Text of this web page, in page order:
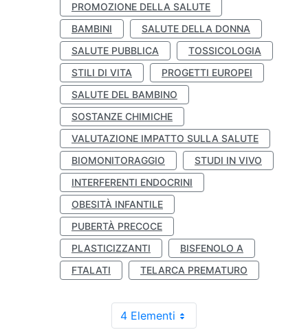
PROMOZIONE DELLA SALUTE
BAMBINI
SALUTE DELLA DONNA
SALUTE PUBBLICA
TOSSICOLOGIA
STILI DI VITA
PROGETTI EUROPEI
SALUTE DEL BAMBINO
SOSTANZE CHIMICHE
VALUTAZIONE IMPATTO SULLA SALUTE
BIOMONITORAGGIO
STUDI IN VIVO
INTERFERENTI ENDOCRINI
OBESITÀ INFANTILE
PUBERTÀ PRECOCE
PLASTICIZZANTI
BISFENOLO A
FTALATI
TELARCA PREMATURO
4 Elementi